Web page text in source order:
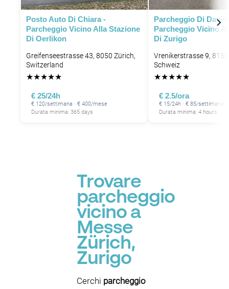
Posto Auto Di Chiara -
Parcheggio Vicino Alla Stazione
Di Oerlikon
Greifenseestrasse 43, 8050 Zürich,
Switzerland
★★★★★
€ 25/24h
€ 120/settimana · € 400/mese
Durata minima: 365 days
Parcheggio Di
Parcheggio Vicino
Di Zurigo
Vrenikerstrasse 9,
Schweiz
★★★★★
€ 2.5/ora
€ 15/24h · € 85/settimana
Durata minima: 4 hours
Trovare
parcheggio
vicino a
Messe
Zürich,
Zurigo
Cerchi parcheggio